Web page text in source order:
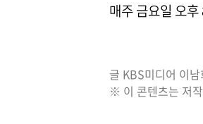
매주 금요일 오
글 KBS미디어 이
※ 이 콘텐츠는 저